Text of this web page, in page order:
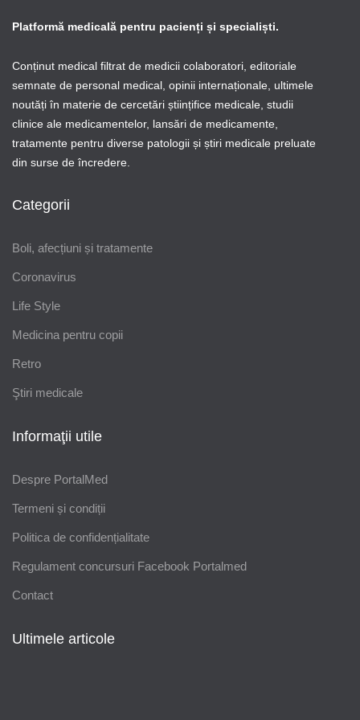
Platformă medicală pentru pacienți și specialiști.
Conținut medical filtrat de medicii colaboratori, editoriale
semnate de personal medical, opinii internaționale, ultimele
noutăți în materie de cercetări științifice medicale, studii
clinice ale medicamentelor, lansări de medicamente,
tratamente pentru diverse patologii și știri medicale preluate
din surse de încredere.
Categorii
Boli, afecțiuni și tratamente
Coronavirus
Life Style
Medicina pentru copii
Retro
Ştiri medicale
Informaţii utile
Despre PortalMed
Termeni și condiții
Politica de confidențialitate
Regulament concursuri Facebook Portalmed
Contact
Ultimele articole